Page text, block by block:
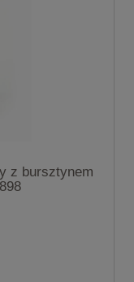
z bursztynem